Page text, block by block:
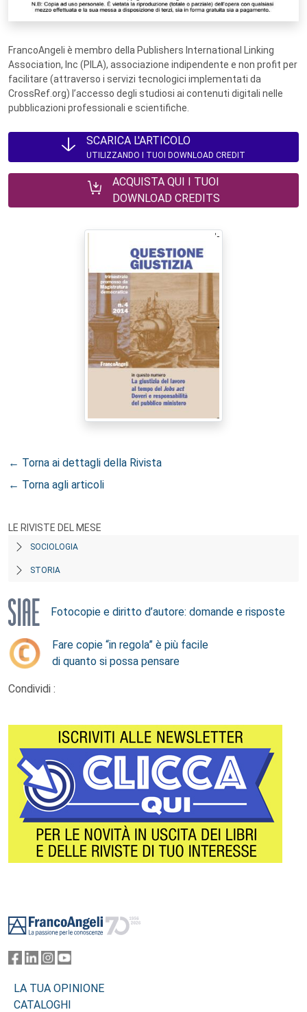
FrancoAngeli è membro della Publishers International Linking
Association, Inc (PILA), associazione indipendente e non profit per
facilitare (attraverso i servizi tecnologici implementati da
CrossRef.org) l’accesso degli studiosi ai contenuti digitali nelle
pubblicazioni professionali e scientifiche.
SCARICA L'ARTICOLO
UTILIZZANDO I TUOI DOWNLOAD CREDIT
ACQUISTA QUI I TUOI
DOWNLOAD CREDITS
← Torna ai dettagli della Rivista
← Torna agli articoli
LE RIVISTE DEL MESE
SOCIOLOGIA
STORIA
Fotocopie e diritto d’autore: domande e risposte
Fare copie “in regola” è più facile
di quanto si possa pensare
Condividi :
LA TUA OPINIONE
CATALOGHI